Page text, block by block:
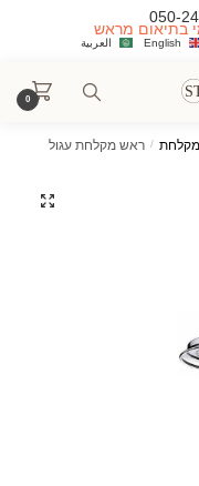
050-
בתיאום מראש
العربية English
0
/ ראש מקלחת עגול